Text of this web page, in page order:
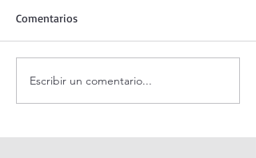
Santo Rosario de hoy
sábado. Misterios Gozosos.
Comentarios
Escribir un comentario...